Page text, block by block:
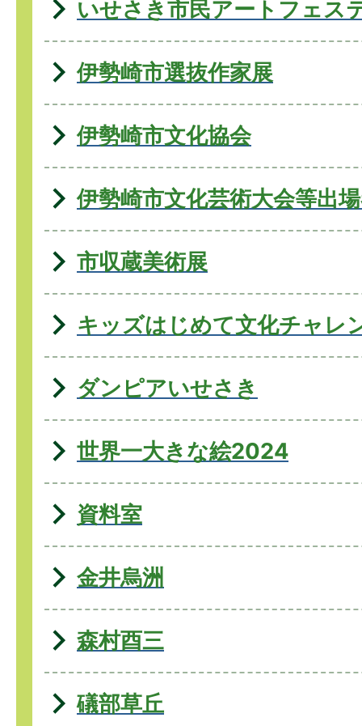
いせさき市民アートフェス
伊勢崎市選抜作家展
伊勢崎市文化協会
伊勢崎市文化芸術大会等出
市収蔵美術展
キッズはじめて文化チャレ
ダンピアいせさき
世界一大きな絵2024
資料室
金井烏洲
森村酉三
礒部草丘